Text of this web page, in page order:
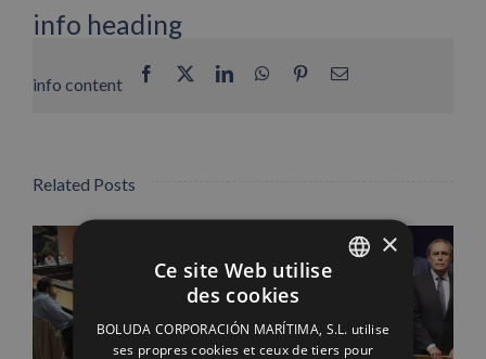
info heading
info content
Facebook LinkedInWhatsApp
PinterestEmail
Related Posts
ENGLISH
×
Ce site Web utilise
des cookies
BOLUDA CORPORACIÓN MARÍTIMA, S.L. utilise
ses propres cookies et ceux de tiers pour